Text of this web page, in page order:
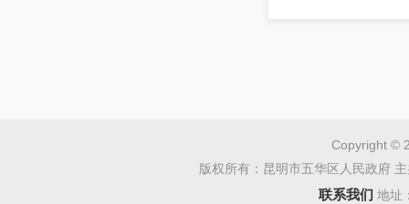
Copyright ©
版权所有：昆明市五华区人民政府
联系我们 地址